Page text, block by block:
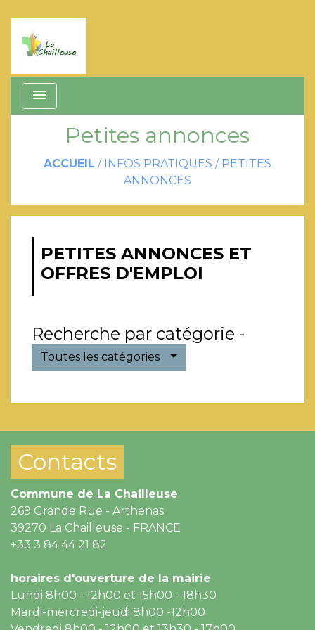
menu
Petites annonces
ACCUEIL / INFOS PRATIQUES / PETITES
ANNONCES
PETITES ANNONCES ET
OFFRES D'EMPLOI
Recherche par catégorie -
Toutes les catégories
Contacts
Commune de La Chailleuse
269 Grande Rue - Arthenas
39270 La Chailleuse - FRANCE
+33 3 84 44 21 82
horaires d'ouverture de la mairie
Lundi 8h00 - 12h00 et 15h00 - 18h30
Mardi-mercredi-jeudi 8h00 -12h00